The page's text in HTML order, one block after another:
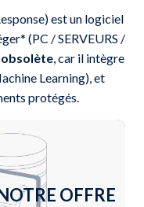
est un logiciel
(PC / SERVEURS /
obsolète, car il intègre
Learning), et
protégés.
OFFRE